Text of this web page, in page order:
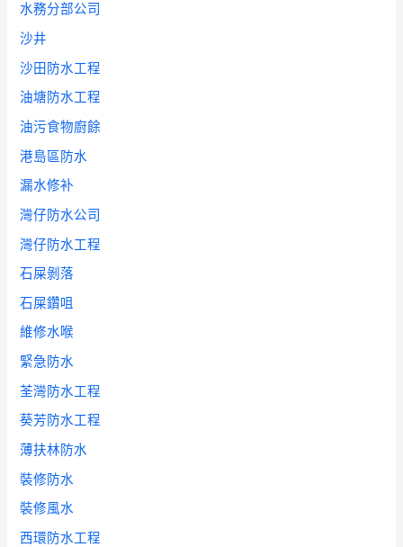
水務分部公司
沙井
沙田防水工程
油塘防水工程
油污食物廚餘
港島區防水
漏水修补
灣仔防水公司
灣仔防水工程
石屎剝落
石屎鑽咀
維修水喉
緊急防水
荃灣防水工程
葵芳防水工程
薄扶林防水
裝修防水
裝修風水
西環防水工程